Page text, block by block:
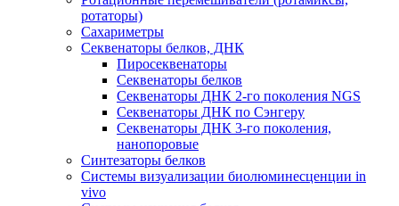
ротаторы)
Сахариметры
Секвенаторы белков, ДНК
Пиросеквенаторы
Секвенаторы белков
Секвенаторы ДНК 2-го поколения NGS
Секвенаторы ДНК по Сэнгеру
Секвенаторы ДНК 3-го поколения,
нанопоровые
Синтезаторы белков
Системы визуализации биолюминесценции in
vivo